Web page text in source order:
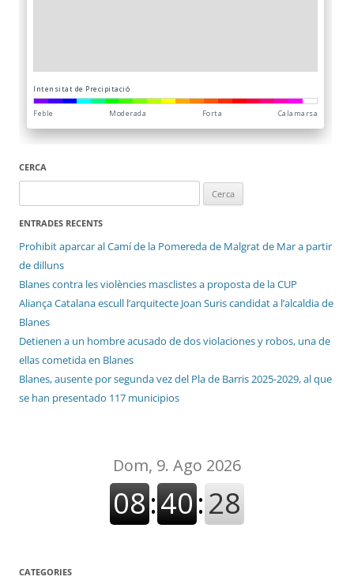
CERCA
ENTRADES RECENTS
Prohibit aparcar al Camí de la Pomereda de Malgrat de Mar a partir
de dilluns
Blanes contra les violències masclistes a proposta de la CUP
Aliança Catalana escull l’arquitecte Joan Suris candidat a l’alcaldia de
Blanes
Detienen a un hombre acusado de dos violaciones y robos, una de
ellas cometida en Blanes
Blanes, ausente por segunda vez del Pla de Barris 2025-2029, al que
se han presentado 117 municipios
CATEGORIES